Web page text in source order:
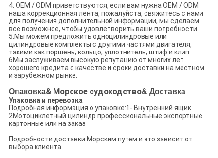
4. OEM / ODM приветствуются, если вам нужна OEM / ODM
наша коррекционная лента, пожалуйста, свяжитесь с нами
для получения дополнительной информации, мы сделаем
все возможное, чтобы удовлетворить ваши потребности.
5.Мы можем предложить одноцилиндровые или
цилиндровые комплекты с другими частями двигателя,
такими как поршень, кольцо, уплотнитель, штиф и клип.
6Мы заслуживаем высокую репутацию от многих лет
хорошего кредита о качестве и сроки доставки на местном
и зарубежном рынке.
Опаковка& Морское судоходство& Доставка
Упаковка и перевозка
Подробная информация о упаковке:1- Внутренний ящик.
2Мотоциклетный цилиндр профессиональные экспортные
картонные или на заказ
Подробности доставки:Морским путем и это зависит от
выбора клиента.